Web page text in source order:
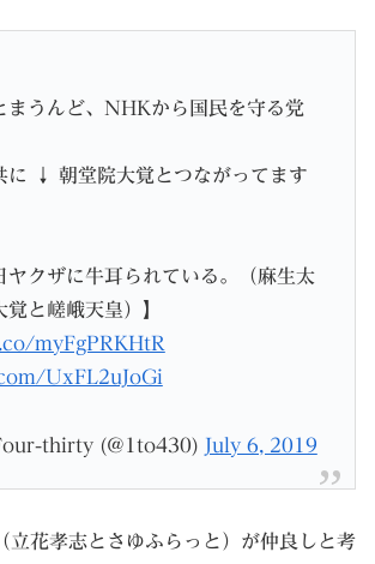
まうんど、NHKから国民を守る党
に ↓ 朝堂院大覚とつながってます
ヤクザに牛耳られている。（麻生太
覚と嵯峨天皇）】
myFgPRKHtR
UxFL2uJoGi
thirty (@1to430) July 6, 2019
立花孝志とさゆふらっと）が仲良しと考